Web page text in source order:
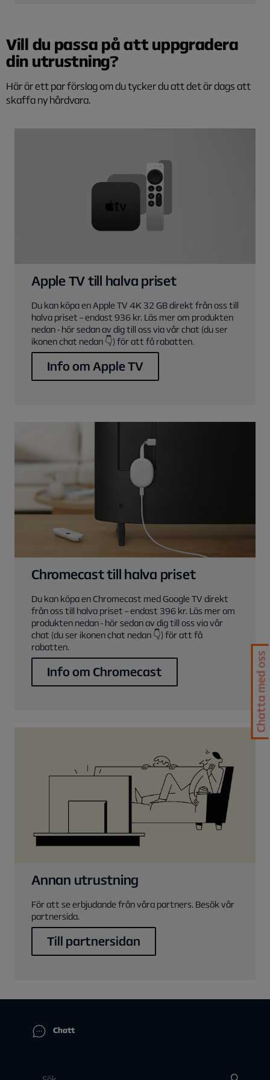
Vill du passa på att uppgradera
din utrustning?
Här är ett par förslag om du tycker du att det är dags att
skaffa ny hårdvara.
Apple TV till halva priset
Du kan köpa en Apple TV 4K 32 GB direkt från oss till
halva priset – endast 936 kr. Läs mer om produkten
nedan - hör sedan av dig till oss via vår chat (du ser
ikonen chat nedan 👇) för att få rabatten.
Info om Apple TV
Chromecast till halva priset
Du kan köpa en Chromecast med Google TV direkt
från oss till halva priset – endast 396 kr. Läs mer om
produkten nedan - hör sedan av dig till oss via vår
chat (du ser ikonen chat nedan 👇) för att få
rabatten.
Info om Chromecast
Annan utrustning
För att se erbjudande från våra partners. Besök vår
partnersida.
Till partnersidan
Chatt
Chatta med oss